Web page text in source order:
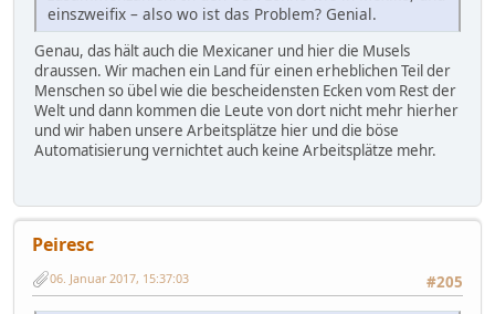
einszweifix – also wo ist das Problem? Genial.
Genau, das hält auch die Mexicaner und hier die Musels
draussen. Wir machen ein Land für einen erheblichen Teil der
Menschen so übel wie die bescheidensten Ecken vom Rest der
Welt und dann kommen die Leute von dort nicht mehr hierher
und wir haben unsere Arbeitsplätze hier und die böse
Automatisierung vernichtet auch keine Arbeitsplätze mehr.
Peiresc
#205
06. Januar 2017, 15:37:03